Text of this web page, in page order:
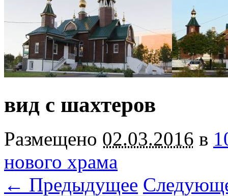
вид с шахтеров
Размещено 02.03.2016 в
нового храма
← Предыдущее